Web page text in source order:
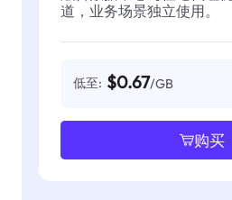
道，业务场景独立使用。
低至: $0.67/GB
购买